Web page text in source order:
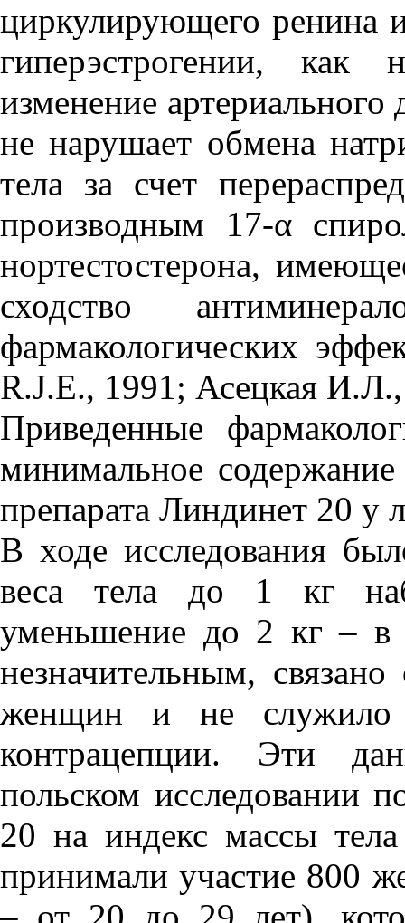
циркулирующего ренина
гиперэстрогении, как
изменение артериального
не нарушает обмена
тела за счет
производным 17-α
нортестостерона,
сходство
фармакологических
R.J.E., 1991; Асецкая
Приведенные
минимальное
препарата Линдинет 20 у
В ходе исследования
веса тела до 1 кг
уменьшение до 2 кг – в
незначительным,
женщин и не служило
контрацепции. Эти
польском исследовании
20 на индекс массы
принимали участие 800